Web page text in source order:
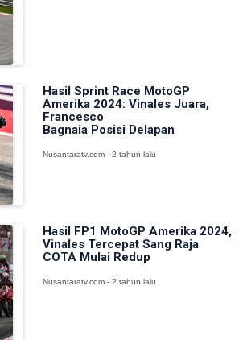
Hasil Sprint Race MotoGP
Amerika 2024: Vinales Juara,
Francesco
Bagnaia Posisi Delapan
Nusantaratv.com - 2 tahun lalu
Hasil FP1 MotoGP Amerika 2024,
Vinales Tercepat Sang Raja
COTA Mulai Redup
Nusantaratv.com - 2 tahun lalu